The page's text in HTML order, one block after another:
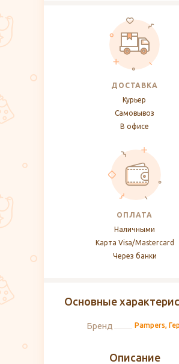
ДОСТАВКА
Курьер
Самовывоз
В офисе
ОПЛАТА
Наличными
Карта Visa/Mastercard
Через банки
Описание
Основные
Бренд Pampers,